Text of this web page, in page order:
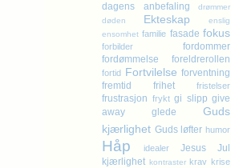
dagens anbefaling
drømmer
døden
Ekteskap
enslig
ensomhet familie fasade fokus
forbilder
fordommer
fordømmelse
foreldrerollen
fortid Fortvilelse forventning
fremtid
frihet fristelser
frustrasjon frykt gi slipp give
away
glede
Guds
kjærlighet Guds løfter humor
Håp idealer Jesus
Jul
kjærlighet kontraster krav krise